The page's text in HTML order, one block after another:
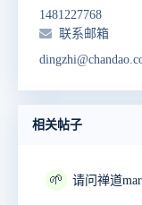
1481227768
联系邮箱
相关帖子
🌱 请问禅道